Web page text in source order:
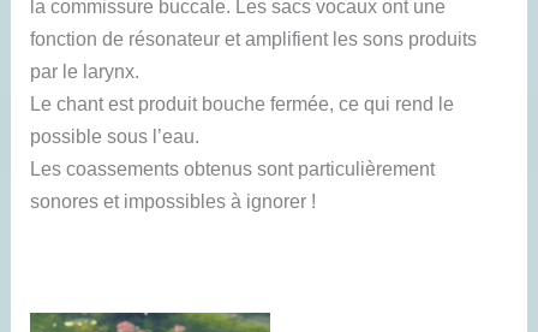
la commissure buccale. Les sacs vocaux ont une
fonction de résonateur et amplifient les sons produits
par le larynx.
Le chant est produit bouche fermée, ce qui rend le
possible sous l’eau.
Les coassements obtenus sont particulièrement
sonores et impossibles à ignorer !